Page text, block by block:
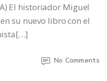
El historiador Miguel
su nuevo libro con el
No Comments